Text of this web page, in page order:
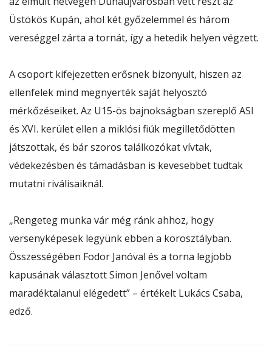
Üstökös Kupán, ahol két győzelemmel és három
vereséggel zárta a tornát, így a hetedik helyen végzett.
A csoport kifejezetten erősnek bizonyult, hiszen az
ellenfelek mind megnyerték saját helyosztó
mérkőzéseiket. Az U15-ös bajnokságban szereplő ASI
és XVI. kerület ellen a miklósi fiúk megilletődötten
játszottak, és bár szoros találkozókat vívtak,
védekezésben és támadásban is kevesebbet tudtak
mutatni riválisaiknál.
„Rengeteg munka vár még ránk ahhoz, hogy
versenyképesek legyünk ebben a korosztályban.
Összességében Fodor Janóval és a torna legjobb
kapusának választott Simon Jenővel voltam
maradéktalanul elégedett” – értékelt Lukács Csaba,
edző.